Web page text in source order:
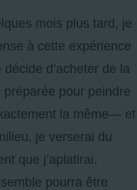
mois plus tard, je
à cette expérience
décide d’acheter de la
préparée pour peindre
la même— et
je verserai du
que j’aplatirai.
pourra être